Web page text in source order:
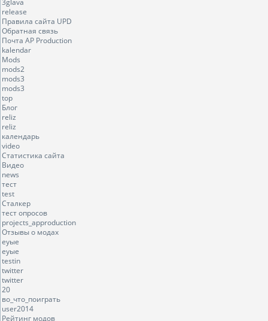
3glava
release
Правила сайта UPD
Обратная связь
Почта AP Production
kalendar
Mods
mods2
mods3
mods3
top
Блог
reliz
reliz
календарь
video
Статистика сайта
Видео
news
тест
test
Сталкер
тест опросов
projects_approduction
Отзывы о модах
еуые
еуые
testin
twitter
twitter
20
во_что_поиграть
user2014
Рейтинг модов